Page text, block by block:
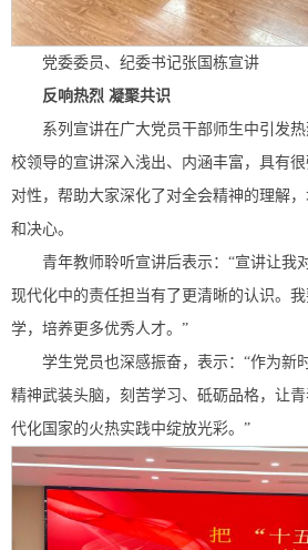
党委委员、纪委书记张国栋宣讲
反响热烈 凝聚共识
系列宣讲在广大党员干部师生中引发热
校领导的宣讲深入浅出、内涵丰富，具有
对性，帮助大家深化了对全会精神的理解
和决心。
青年教师聆听宣讲后表示：“宣讲让我
现代化中的责任担当有了更清晰的认识。
学，培养更多优秀人才。”
学生党员也深感振奋，表示：“作为新
精神武装头脑，刻苦学习、砥砺品格，让
代化国家的火热实践中绽放光彩。”